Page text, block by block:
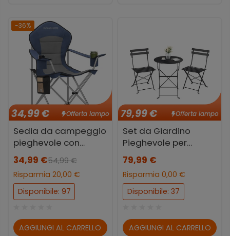
-36%
34,99 € Offerta lampo
Sedia da campeggio
pieghevole con
schienale alto e
portabicchiere
34,99 €54,99 €
Risparmia 20,00 €
Disponibile: 97
AGGIUNGI AL CARRELLO
79,99 € Offerta lampo
Set da Giardino
Pieghevole per
Balcone e Terrazza
79,99 €
Risparmia 0,00 €
Disponibile: 37
AGGIUNGI AL CARRELLO